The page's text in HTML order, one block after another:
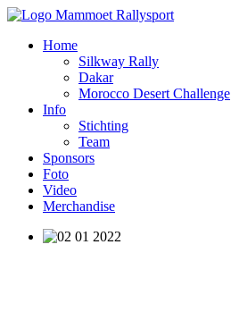
Home
Silkway Rally
Dakar
Morocco Desert Challenge
Info
Stichting
Team
Sponsors
Foto
Video
Merchandise